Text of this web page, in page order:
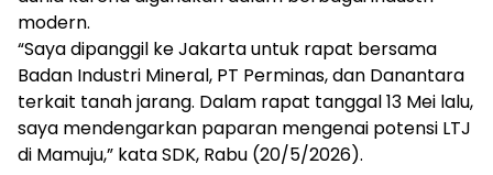
modern.
“Saya dipanggil ke Jakarta untuk rapat bersama
Badan Industri Mineral, PT Perminas, dan Danantara
terkait tanah jarang. Dalam rapat tanggal 13 Mei lalu,
saya mendengarkan paparan mengenai potensi LTJ
di Mamuju,” kata SDK, Rabu (20/5/2026).